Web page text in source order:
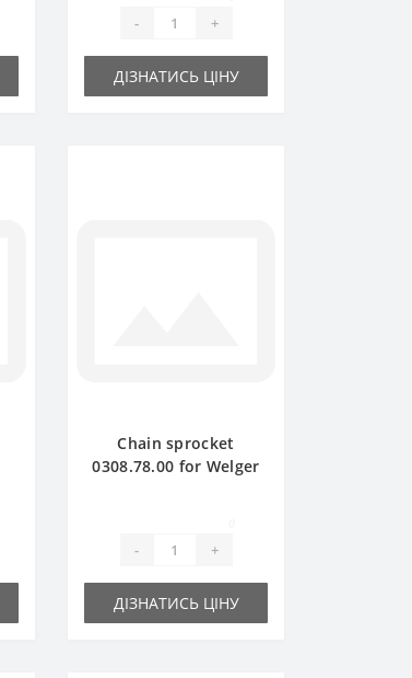
- +
ДІЗНАТИСЬ ЦІНУ
Chain sprocket
0308.78.00 for Welger
- +
ДІЗНАТИСЬ ЦІНУ